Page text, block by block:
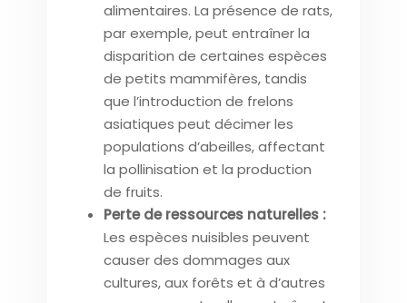
alimentaires. La présence de rats,
par exemple, peut entraîner la
disparition de certaines espèces
de petits mammifères, tandis
que l’introduction de frelons
asiatiques peut décimer les
populations d’abeilles, affectant
la pollinisation et la production
de fruits.
Perte de ressources naturelles :
Les espèces nuisibles peuvent
causer des dommages aux
cultures, aux forêts et à d’autres